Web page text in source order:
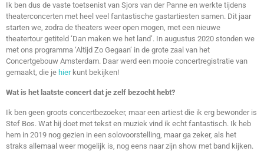
Ik ben dus de vaste toetsenist van Sjors van der Panne en werkte tijdens
theaterconcerten met heel veel fantastische gastartiesten samen. Dit jaar
starten we, zodra de theaters weer open mogen, met een nieuwe
theatertour getiteld ‘Dan maken we het land’. In augustus 2020 stonden we
met ons programma ‘Altijd Zo Gegaan’ in de grote zaal van het
Concertgebouw Amsterdam. Daar werd een mooie concertregistratie van
gemaakt, die je hierkunt bekijken!
Wat is het laatste concert dat je zelf bezocht hebt?
Ik ben geen groots concertbezoeker, maar een artiest die ik erg bewonder is
Stef Bos. Wat hij doet met tekst en muziek vind ik echt fantastisch. Ik heb
hem in 2019 nog gezien in een solovoorstelling, maar ga zeker, als het
straks allemaal weer mogelijk is, nog eens naar zijn show met band kijken.